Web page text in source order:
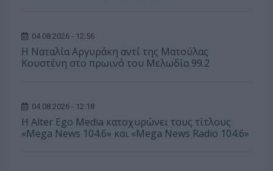
04.08.2026 - 12:56
Η Ναταλία Αργυράκη αντί της Ματούλας
Κουστένη στο πρωινό του Μελωδία 99.2
04.08.2026 - 12:18
Η Alter Ego Media κατοχυρώνει τους τίτλους
«Mega News 104.6» και «Mega News Radio 104.6»